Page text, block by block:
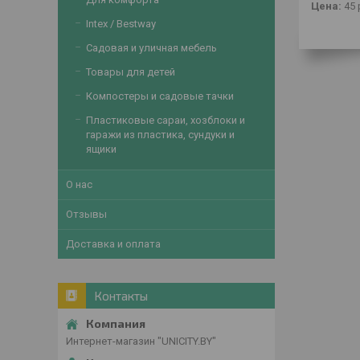
Цена: 45
Intex / Bestway
Садовая и уличная мебель
Товары для детей
Компостеры и садовые тачки
Пластиковые сараи, хозблоки и
гаражи из пластика, сундуки и
ящики
О нас
Отзывы
Доставка и оплата
Контакты
Интернет-магазин "UNICITY.BY"